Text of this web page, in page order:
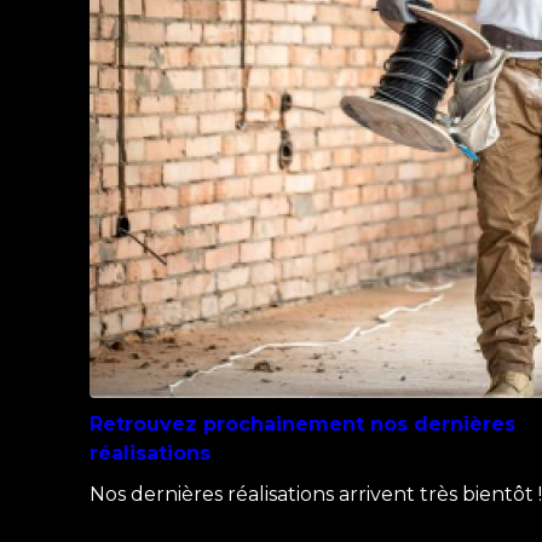
Retrouvez prochainement nos dernières
réalisations
Nos dernières réalisations arrivent très bientôt !